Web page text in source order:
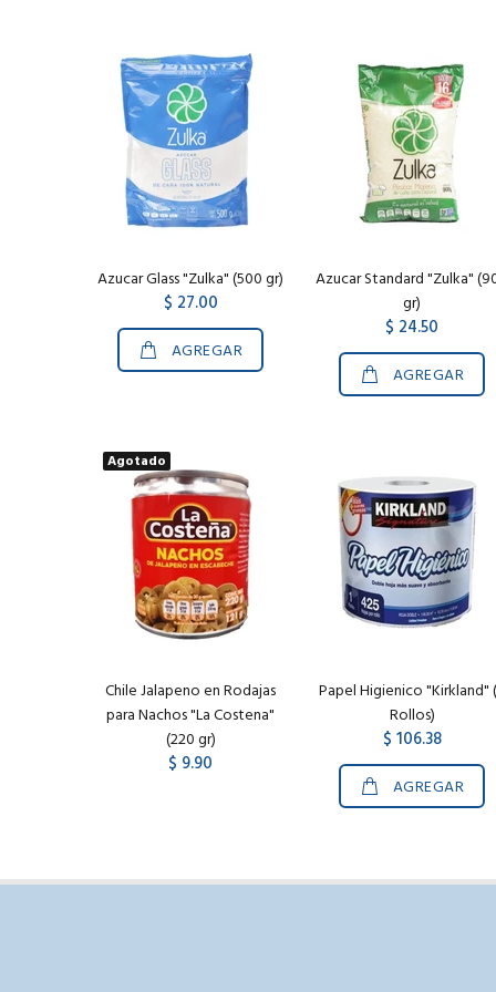
Azucar Glass "Zulka" (500 gr)
$ 27.00
AGREGAR
Azucar Standard "Zulka"
gr)
$ 24.50
AGREGAR
Agotado
Chile Jalapeno en Rodajas
para Nachos "La Costena"
(220 gr)
$ 9.90
Papel Higienico "Kirkland"
Rollos)
$ 106.38
AGREGAR